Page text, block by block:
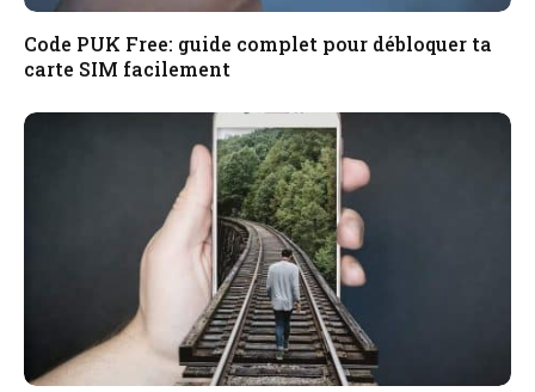
Code PUK Free: guide complet pour débloquer ta
carte SIM facilement